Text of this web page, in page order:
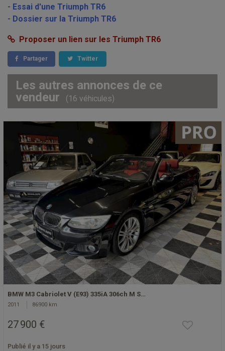
- Essai d'une Triumph TR6
- Dossier sur la Triumph TR6
Proposer un lien sur les Triumph TR6
Partager Twitter
Les autres annonces de ce
vendeur
(16 véhicules)
BMW M3 Cabriolet V (E93) 335iA 306ch M S…
2011 86900 km
27 900 €
Publié il y a 15 jours